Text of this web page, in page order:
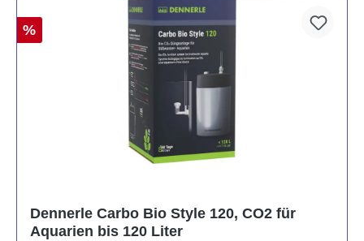
%
Dennerle Carbo Bio Style 120, CO2 für
Aquarien bis 120 Liter